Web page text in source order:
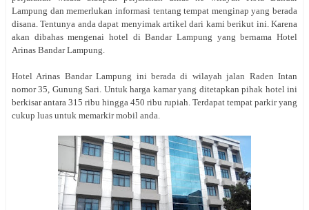
Lampung dan memerlukan informasi tentang tempat menginap yang berada
disana. Tentunya anda dapat menyimak artikel dari kami berikut ini. Karena
akan dibahas mengenai hotel di Bandar Lampung yang bernama Hotel
Arinas Bandar Lampung.
Hotel Arinas Bandar Lampung ini berada di wilayah jalan Raden Intan
nomor 35, Gunung Sari. Untuk harga kamar yang ditetapkan pihak hotel ini
berkisar antara 315 ribu hingga 450 ribu rupiah. Terdapat tempat parkir yang
cukup luas untuk memarkir mobil anda.